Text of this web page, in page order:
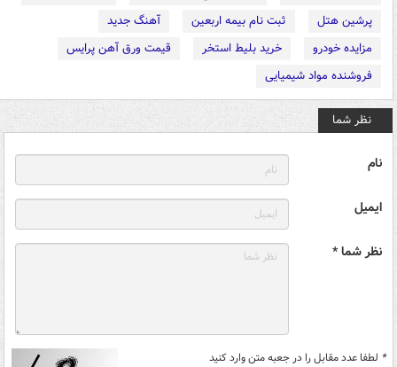
پرشین هتل
ثبت نام بیمه اربعین
آهنگ جدید
مزایده خودرو
خرید بلیط استخر
قیمت ورق آهن پرایس
فروشنده مواد شیمیایی
نظر شما
نام
ایمیل
نظر شما *
* لطفا عدد مقابل را در جعبه متن وارد کنید